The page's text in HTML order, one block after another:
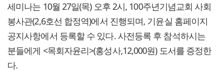
세미나는 10월 27일(목) 오후 2시, 100주년기념교회 사회
봉사관(2,6호선 합정역)에서 진행되며, 기윤실 홈페이지
공지사항에서 등록할 수 있다. 사전등록 후 참석하시는
분들에게 <목회자윤리>(홍성사,12,000원) 도서를 증정한
다.